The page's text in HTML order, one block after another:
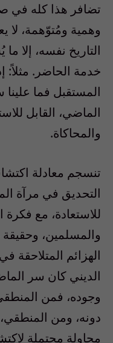
تضافر هذا كله في
وهمية ومُتوّهمة، لا
التاريخ نفسه، إلا
خدمة الحاضر. مثلاً:
المستقبل فما
الماضي، القابل
والمحاكاة.
تنسجم معادلة
التحديق في مرآة
للاستعادة، مع
والمسلمين، وحقيقة
الهزائم المتلاحقة
الديني كان سر
وجوده، فمن
دونه، ومن
محاولة محتملة